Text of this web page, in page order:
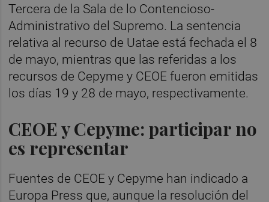
Tercera de la Sala de lo Contencioso-
Administrativo del Supremo. La sentencia
relativa al recurso de Uatae está fechada el 8
de mayo, mientras que las referidas a los
recursos de Cepyme y CEOE fueron emitidas
los días 19 y 28 de mayo, respectivamente.
CEOE y Cepyme: participar no
es representar
Fuentes de CEOE y Cepyme han indicado a
Europa Press que, aunque la resolución del